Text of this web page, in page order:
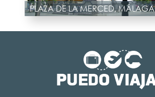
PLAZA DE LA MERCED, MÁLAGA